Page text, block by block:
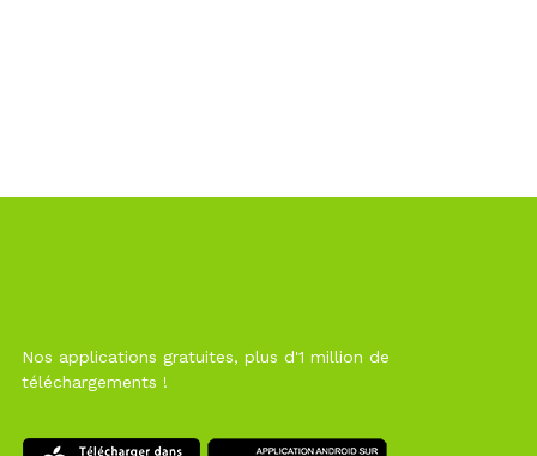
Nos applications gratuites, plus d'1 million de
téléchargements !